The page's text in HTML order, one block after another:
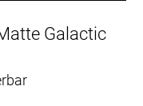
nimmt neben
Notwendige für
sorgt für einen
eine
Galactic